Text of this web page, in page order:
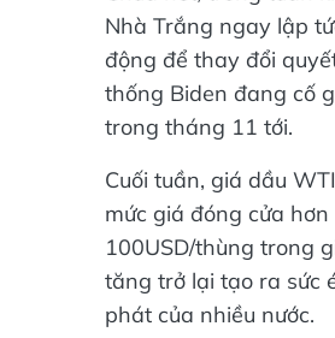
Nhà Trắng ngay lập
động để thay đổi
thống Biden đang cố
trong tháng 11 tới.
Cuối tuần, giá dầu
mức giá đóng cửa
100USD/thùng trong
tăng trở lại tạo ra sức
phát của nhiều nước.